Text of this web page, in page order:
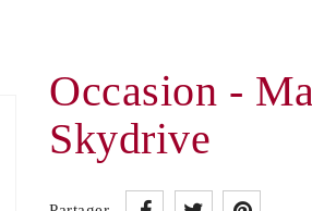
Occasion -
Skydrive